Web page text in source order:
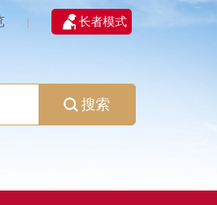
| 长者模式
搜索